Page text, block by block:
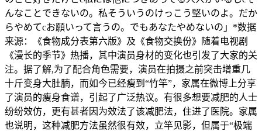
んなことできないの。私そういうのけっこう堅いのよ。だか
らやめてcお願いって言うの。でもあなたやめないの」*数据
来源：《食物成分表第六版》及《食物交换份》随着电视剧
《漫长的季节》热播，其中演员身材的变化也引发了大家的关
注。据了解,为了配合角色需要，演员在拍摄之前突击增重几
十斤变身大肚腩，而如今已经瘦到“竹竿”，家属在微博上分享
了演员的瘦身食谱，引起了广泛热议。有很多想要减肥的人士
纷纷效仿，更有甚者因为效法了该减肥法，住进了医院。家属
也说明，这种减肥方法虽然很有效，立竿见影，但属于“极端